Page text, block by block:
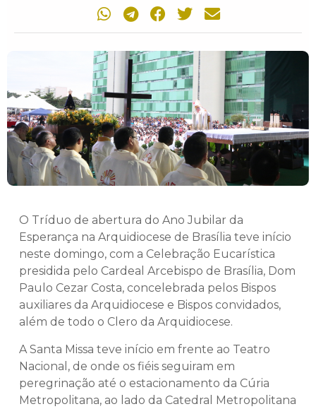
O Tríduo de abertura do Ano Jubilar da
Esperança na Arquidiocese de Brasília teve início
neste domingo, com a Celebração Eucarística
presidida pelo Cardeal Arcebispo de Brasília, Dom
Paulo Cezar Costa, concelebrada pelos Bispos
auxiliares da Arquidiocese e Bispos convidados,
além de todo o Clero da Arquidiocese.
A Santa Missa teve início em frente ao Teatro
Nacional, de onde os fiéis seguiram em
peregrinação até o estacionamento da Cúria
Metropolitana, ao lado da Catedral Metropolitana